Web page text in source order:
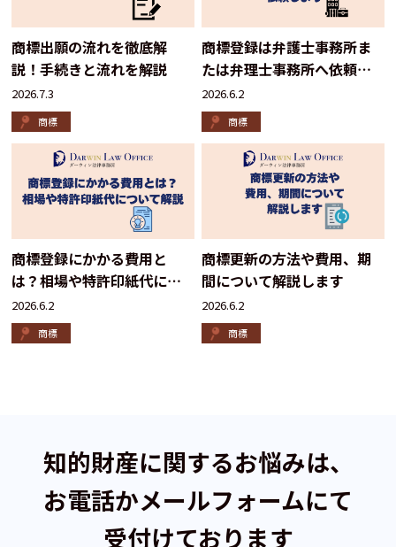
商標出願の流れを徹底解
説！手続きと流れを解説
2026.7.3
商標
商標登録は弁護士事務所ま
たは弁理士事務所へ依頼し
よう
2026.6.2
商標
商標登録にかかる費用と
は？相場や特許印紙代につ
いて解説
2026.6.2
商標
商標更新の方法や費用、期
間について解説します
2026.6.2
商標
知的財産に関するお悩みは、
お電話かメールフォームにて
受付けております